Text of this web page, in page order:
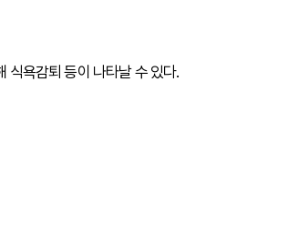
식욕감퇴 등이 나타날 수 있다.